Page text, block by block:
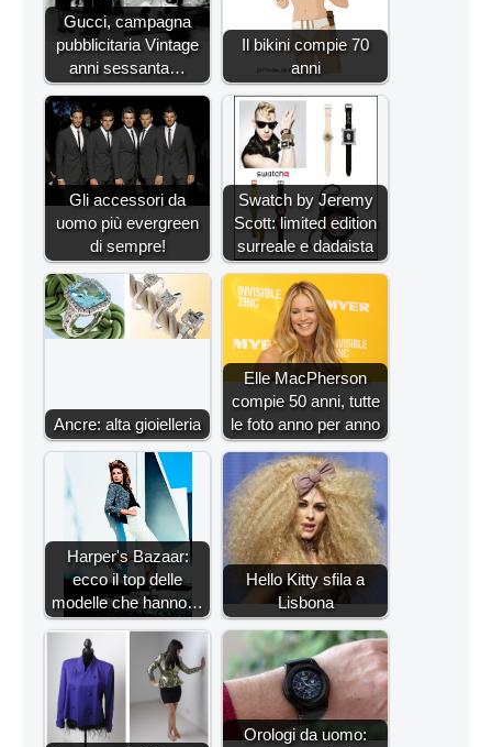
Gucci, campagna
pubblicitaria Vintage
anni sessanta…
Il bikini compie 70
anni
Gli accessori da
uomo più evergreen
di sempre!
Swatch by Jeremy
Scott: limited edition
surreale e dadaista
Ancre: alta gioielleria
Elle MacPherson
compie 50 anni, tutte
le foto anno per anno
Harper's Bazaar:
ecco il top delle
modelle che hanno…
Hello Kitty sfila a
Lisbona
Orologi da uomo: